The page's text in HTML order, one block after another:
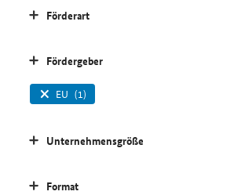
Förderart
Fördergeber
EU (1)
Unternehmensgröße
Format